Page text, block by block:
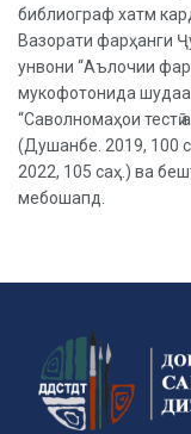
библиограф хатм
Вазорати фарҳанги
унвони “Аълочии
мукофотонида
“Саволномаҳои тестӣ
(Душанбе. 2019, 100
2022, 105 саҳ.) ва
мебошапд.